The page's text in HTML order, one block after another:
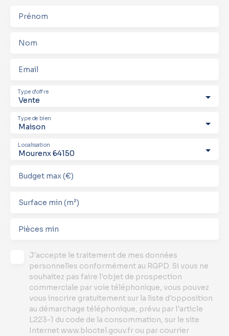
Prénom
Nom
Email
Vente
Type d'offre
Maison
Type de bien
Mourenx 64150
Localisation
Budget max (€)
Surface min (m²)
Pièces min
J'accepte le traitement de mes données
personnelles conformément au RGPD. Si vous ne
souhaitez pas faire l'objet de prospection
commerciale par voie téléphonique, vous pouvez
vous inscrire gratuitement sur la liste d'opposition
au démarchage téléphonique, prévu par l'article
L223-1 du code de la consommation, sur le site
Internet www.bloctel.gouv.fr ou par courrier